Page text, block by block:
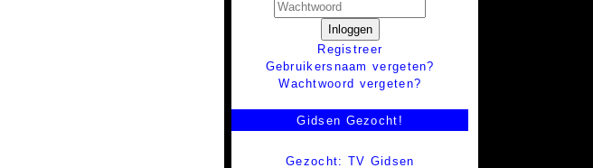
Inloggen
Registreer
Gebruikersnaam vergeten?
Wachtwoord vergeten?
Gidsen Gezocht!
Gezocht: TV Gidsen